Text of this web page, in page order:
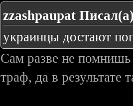
zzashpaupat
украинцы достают
Сам разве не помнишь
траф, да в результате